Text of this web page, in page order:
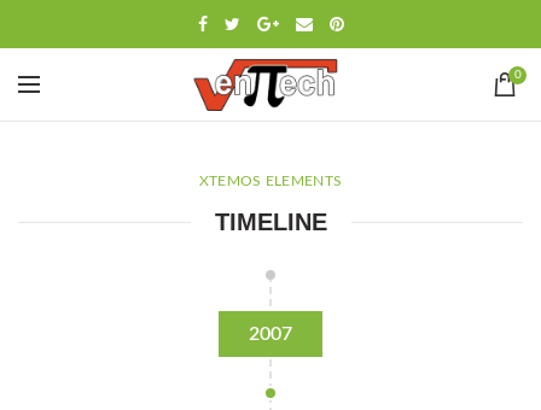
0
XTEMOS ELEMENTS
TIMELINE
2007